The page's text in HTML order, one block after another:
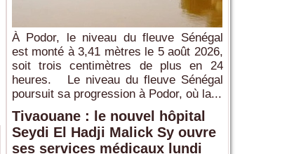
À Podor, le niveau du fleuve Sénégal
est monté à 3,41 mètres le 5 août 2026,
soit trois centimètres de plus en 24
heures. Le niveau du fleuve Sénégal
poursuit sa progression à Podor, où la...
Tivaouane : le nouvel hôpital
Seydi El Hadji Malick Sy ouvre
ses services médicaux lundi